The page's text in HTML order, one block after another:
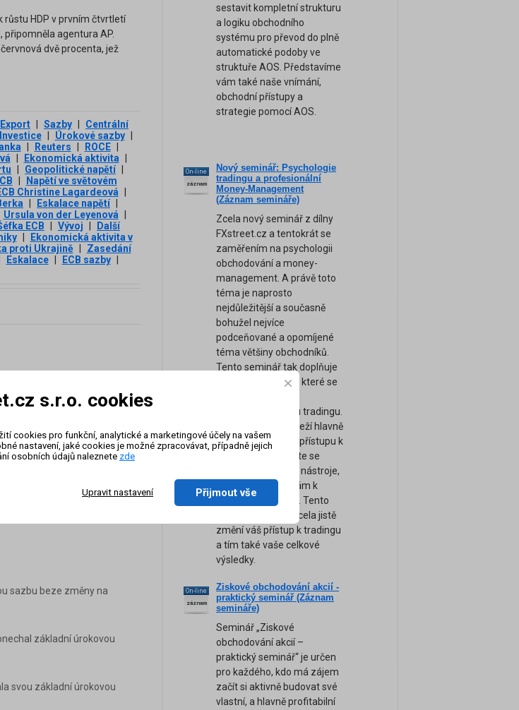
růstu HDP v prvním čtvrtletí
agentura AP.
dvě procenta, jež
Export Sazby
Centrální
Investice Úrokové sazby
Reuters ROCE
Ekonomická aktivita
Geopolitické napětí
Napětí ve světovém
Christine Lagardeová
Eskalace napětí
Ursula von der Leyenová
ECB Vývoj
Další
Ekonomická aktivita v
proti Ukrajině
Zasedání
Eskalace ECB sazby
obchodníkům v
úrokových sazeb jsou
atraktivitu dané měny a
sazbu beze změny na
základní úrokovou
svou základní úrokovou
sestavit kompletní strukturu
a logiku obchodního
systému pro převod do plně
automatické podoby ve
struktuře AOS. Představíme
vám také naše vnímání,
obchodní přístupy a
strategie pomocí AOS.
On-line
záznam
Nový seminář: Psychologie
tradingu a profesionální
Money-Management
(Záznam semináře)
Zcela nový seminář z dílny
FXstreet.cz a tentokrát se
zaměřením na psychologii
obchodování a money-
management. A právě toto
téma je naprosto
nejdůležitější a současně
bohužel nejvíce
podceňované a opomíjené
téma většiny obchodníků.
Tento seminář tak doplňuje
naše ostatní kurzy, které se
technickou stránku tradingu.
Úspěch tradera záleží hlavně
na jeho psychice a přístupu k
obchodování. Přijďte se
naučit ty nejsilnější nástroje,
tipy a rady, které vám k
úspěchu pomohou. Tento
unikátní seminář zcela jistě
změní váš přístup k tradingu
a tím také vaše celkové
výsledky.
On-line
záznam
Ziskové obchodování akcií -
praktický seminář (Záznam
semináře)
Seminář „Ziskové
obchodování akcií –
praktický seminář“ je určen
pro každého, kdo má zájem
začít si aktivně budovat své
vlastní, a hlavně profitabilní
s.r.o. cookies
cookies pro funkční, analytické a marketingové účely na vašem
nastavení, jaké cookies je možné zpracovávat, případně jejich
osobních údajů naleznete zde
Upravit nastavení Přijmout vše